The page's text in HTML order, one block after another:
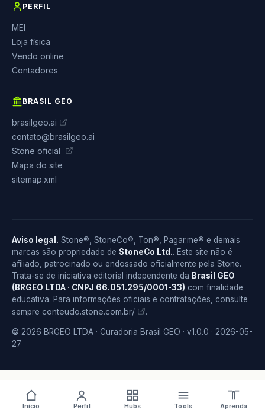
PERFIL
MEI
Loja física
Vendo online
Contadores
BRASIL GEO
brasilgeo.ai
contato@brasilgeo.ai
Stone oficial
Mapa do site
sitemap.xml
Aviso legal. Stone®, StoneCo®, Ton®, Pagar.me® e demais
marcas são propriedade de StoneCo Ltd.. Este site não é
afiliado, patrocinado ou endossado oficialmente pela Stone.
Trata-se de iniciativa editorial independente da Brasil GEO
(BRGEO LTDA · CNPJ 66.051.295/0001-33) com finalidade
educativa. Para informações oficiais e contratações, consulte
sempre conteudo.stone.com.br/ .
© 2026 BRGEO LTDA · Curadoria Brasil GEO · v1.0.0 · 2026-05-
27
Início Perfil Hubs Tools Aprenda